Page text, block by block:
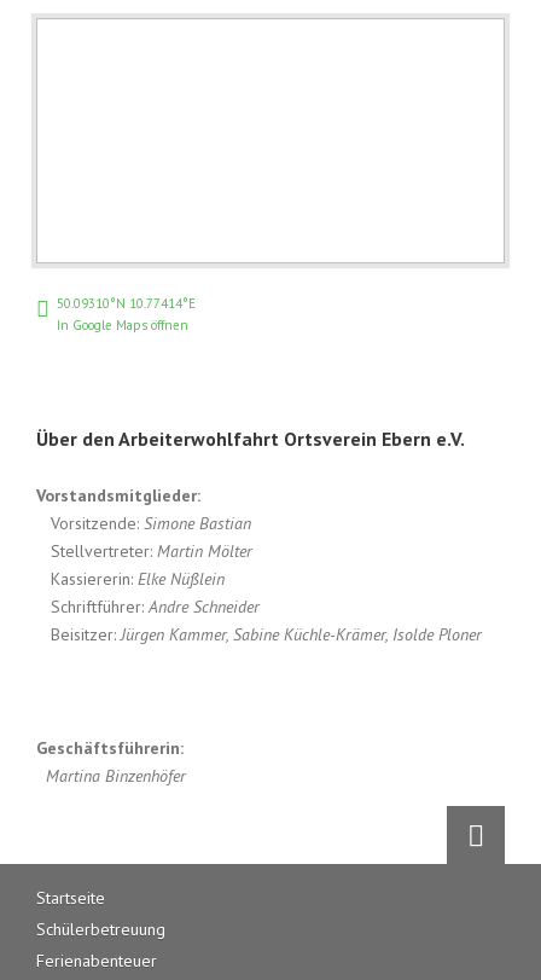
50.09310°N 10.77414°E
In Google Maps öffnen
Über den Arbeiterwohlfahrt Ortsverein Ebern e.V.
Vorstandsmitglieder:
Vorsitzende: Simone Bastian
Stellvertreter: Martin Mölter
Kassiererin: Elke Nüßlein
Schriftführer:Andre Schneider
Beisitzer:Jürgen Kammer, Sabine Küchle-Krämer, Isolde Ploner
Geschäftsführerin:
Martina Binzenhöfer
überspringen
Startseite
Schülerbetreuung
Ferienabenteuer